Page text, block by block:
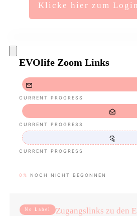
Klicke hier zum Login
EVOlife Zoom Links
CURRENT PROGRESS
CURRENT PROGRESS
CURRENT PROGRESS
0% NOCH NICHT BEGONNEN
No Label
Zugangslinks zu den